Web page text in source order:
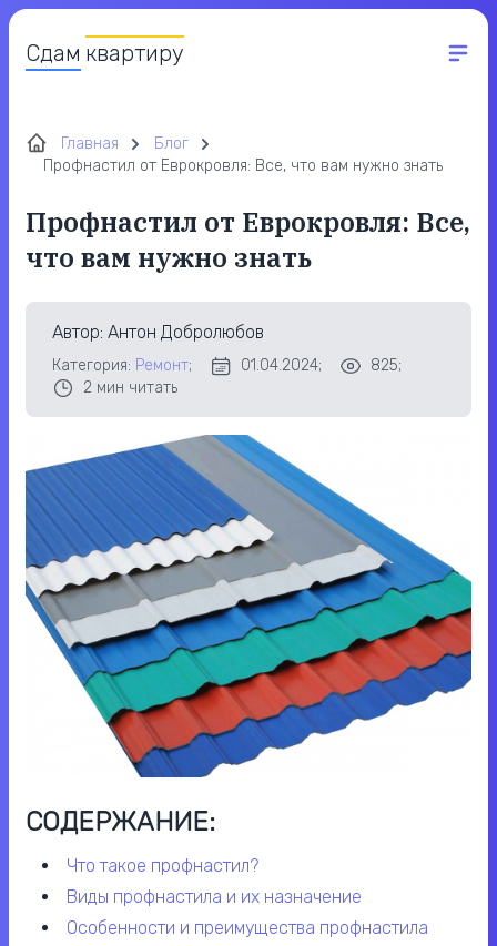
Сдам квартиру
Главная
Блог
Профнастил от Еврокровля: Все, что вам нужно знать
Профнастил от Еврокровля: Все,
что вам нужно знать
Автор: Антон Добролюбов
Категория: Ремонт; 01.04.2024;
825;
2 мин читать
СОДЕРЖАНИЕ:
что такое профнастил?
виды профнастила и их назначение
особенности и преимущества профнастила